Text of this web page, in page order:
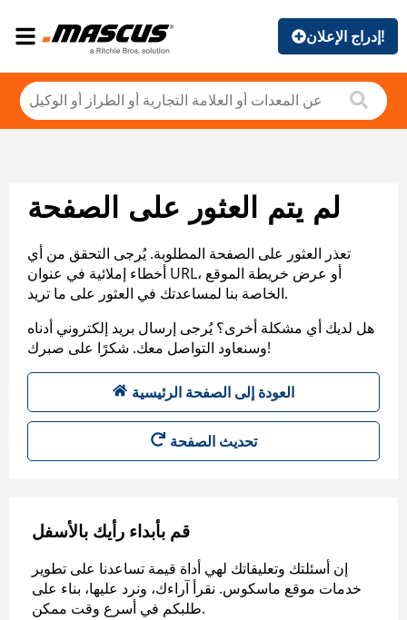
إدراج الإعلان!
لم يتم العثور على الصفحة
تعذر العثور على الصفحة المطلوبة. يُرجى التحقق من أي
أخطاء إملائية في عنوان URL، أو عرض خريطة الموقع
الخاصة بنا لمساعدتك في العثور على ما تريد.
هل لديك أي مشكلة أخرى؟ يُرجى إرسال بريد إلكتروني أدناه
وسنعاود التواصل معك. شكرًا على صبرك!
العودة إلى الصفحة الرئيسية
تحديث الصفحة
قم بأبداء رأيك بالأسفل
إن أسئلتك وتعليقاتك لهي أداة قيمة تساعدنا على تطوير
خدمات موقع ماسكوس. نقرأ آراءك، ونرد عليها، بناء على
طلبكم في أسرع وقت ممكن.